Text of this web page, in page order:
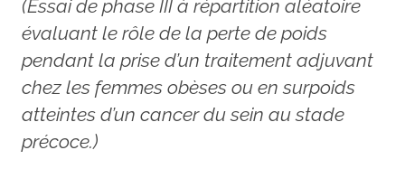
(Essai de phase III à répartition aléatoire
évaluant le rôle de la perte de poids
pendant la prise d’un traitement adjuvant
chez les femmes obèses ou en surpoids
atteintes d’un cancer du sein au stade
précoce.)